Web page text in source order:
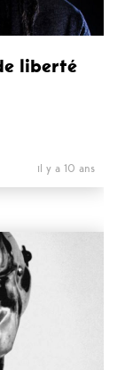
liberté
il y a 10 ans